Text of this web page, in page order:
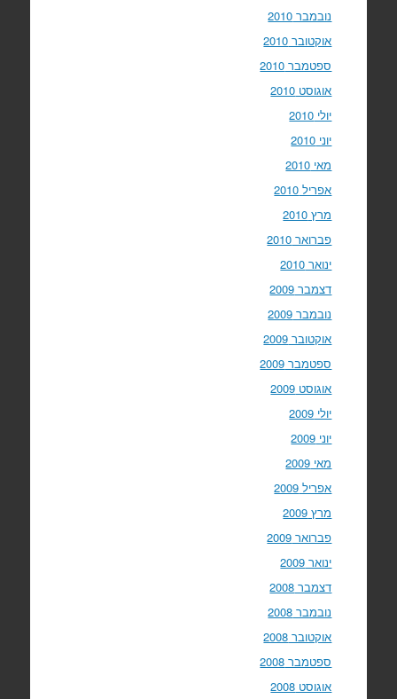
נובמבר 2010
אוקטובר 2010
ספטמבר 2010
אוגוסט 2010
יולי 2010
יוני 2010
מאי 2010
אפריל 2010
מרץ 2010
פברואר 2010
ינואר 2010
דצמבר 2009
נובמבר 2009
אוקטובר 2009
ספטמבר 2009
אוגוסט 2009
יולי 2009
יוני 2009
מאי 2009
אפריל 2009
מרץ 2009
פברואר 2009
ינואר 2009
דצמבר 2008
נובמבר 2008
אוקטובר 2008
ספטמבר 2008
אוגוסט 2008